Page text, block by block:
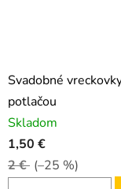
Svadobné
potlačou
Skladom
1,50 €
2 € (–25 %)